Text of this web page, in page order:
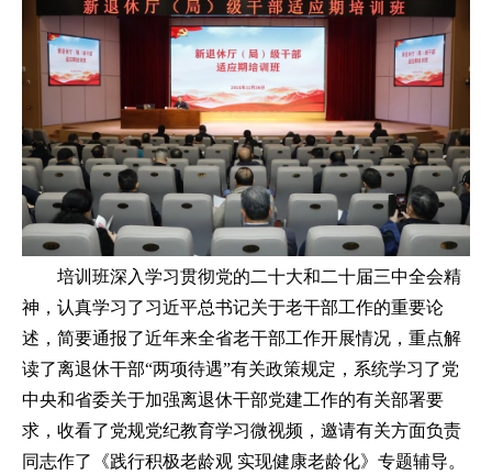
培训班深入学习贯彻党的二十大和二十届三中全会精
神，认真学习了习近平总书记关于老干部工作的重要论
述，简要通报了近年来全省老干部工作开展情况，重点解
读了离退休干部“两项待遇”有关政策规定，系统学习了党
中央和省委关于加强离退休干部党建工作的有关部署要
求，收看了党规党纪教育学习微视频，邀请有关方面负责
同志作了《践行积极老龄观 实现健康老龄化》专题辅导。